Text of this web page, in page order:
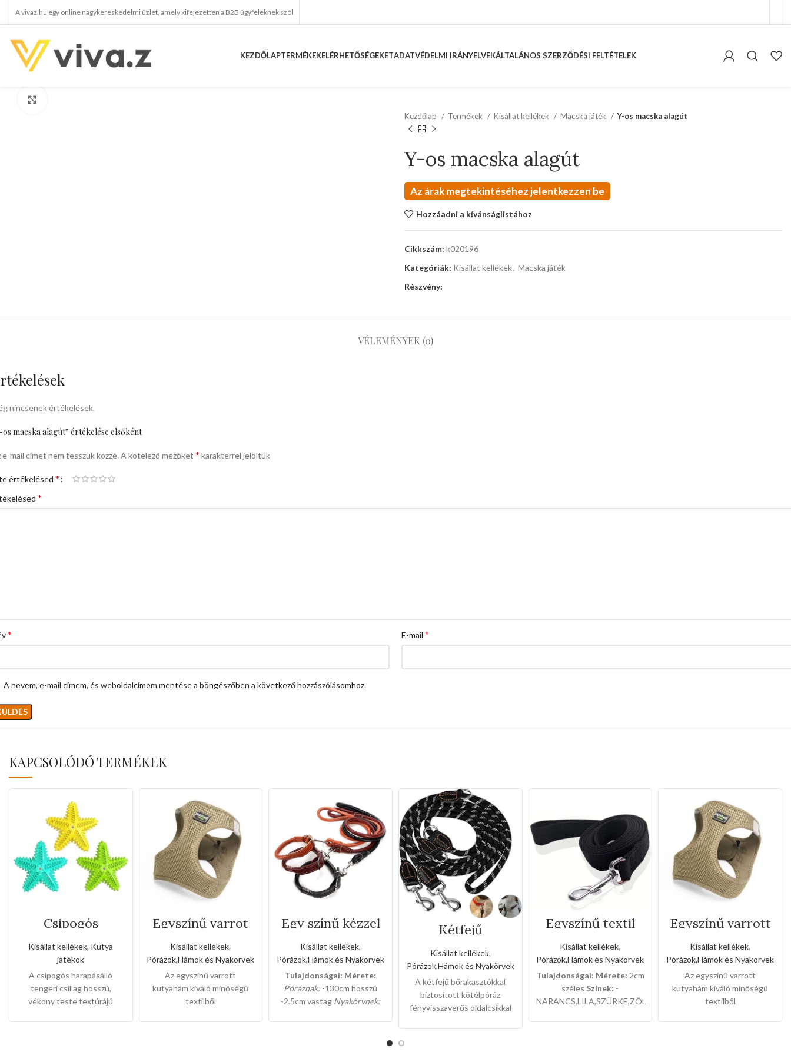
A vivaz.hu egy online nagykereskedelmi üzlet, amely kifejezetten a B2B ügyfeleknek szól
KEZDŐLAPTERMÉKEKELÉRHETŐSÉGEKETADATVÉDELMI IRÁNYELVEKÁLTALÁNOS SZERZŐDÉSI FELTÉTELEK
Kezdőlap
Termékek Kisállat kellékek Macska játék Y-os macska alagút
Y-os macska alagút
Az árak megtekintéséhez jelentkezzen be
Hozzáadni a kívánságlistához
Cikkszám: k020196
Kategóriák: Kisállat kellékek, Macska játék
Részvény:
VÉLEMÉNYEK (0)
nincsenek értékelések.
os macska alagút” értékelése elsőként
e-mail címet nem tesszük közzé. A kötelező mezőket * karakterrel jelöltük
értékelésed *
*
* E-mail *
A nevem, e-mail címem, és weboldalcímem mentése a böngészőben a következő hozzászólásomhoz.
KAPCSOLÓDÓ TERMÉKEK
Csipogós
harapásálló
tengeri csillag
(Fogkefe és játék
egyben)
Kisállat kellékek, Kutya
játékok
A csipogósharapásálló
tengeri csillag hosszú,
vékony teste textúrájú
Egyszínű varrot
kutyahám(Kis
méret)
Kisállat kellékek,
Pórázok,Hámok és Nyakörvek
Az egyszínű varrott
kutyahám kiváló minőségű
textilből
Egy színű kézzel
varrott bőr póráz
és nyakörv
szett(Közepes
méret)
Kisállat kellékek,
Pórázok,Hámok és Nyakörvek
Tulajdonságai: Mérete:
Póráznak: -130cm hosszú
-2.5cm vastag Nyakörvnek:
Kétfejű
bőrakasztókkal
biztosított
kötélpóráz
fényvisszaverős
oldalcsíkkal(Nagy
méret)
Kisállat kellékek,
Pórázok,Hámok és Nyakörvek
A kétfejű bőrakasztókkal
biztosított kötélpóráz
fényvisszaverős oldalcsíkkal
Egyszínű textil
kézipóráz(Közepe
s méret)
Kisállat kellékek,
Pórázok,Hámok és Nyakörvek
Tulajdonságai: Mérete: 2cm
széles Színek: -
NARANCS,LILA,SZÜRKE,ZÖLD,RÓZSASZÍN,FEKETE,PIROS
Egyszínű varrott
kutyahám(Közepe
s méret)
Kisállat kellékek,
Pórázok,Hámok és Nyakörvek
Az egyszínű varrott
kutyahám kiváló minőségű
textilből